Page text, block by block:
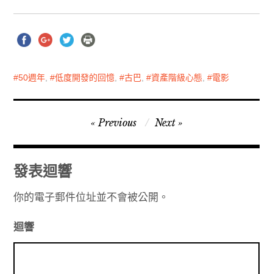
50週年 , 低度開發的回憶 , 古巴 , 資產階級心態 , 電影
章
導
覽
Previous Next
發表迴響
你的電子郵件位址並不會被公開。
迴響